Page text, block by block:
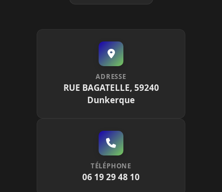
ADRESSE
RUE BAGATELLE, 59240
Dunkerque
TÉLÉPHONE
06 19 29 48 10